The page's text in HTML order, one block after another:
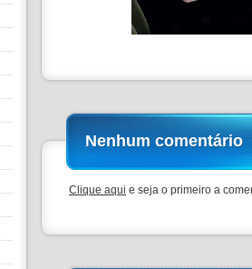
Nenhum comentário
Clique aqui e seja o primeiro a